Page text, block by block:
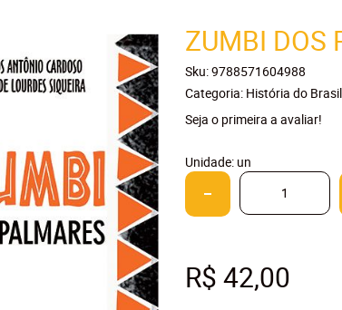
ZUMBI DOS
Sku:9788571604988
Categoria: História do Brasil
Seja o primeira a avaliar!
Unidade: un
R$ 42,00